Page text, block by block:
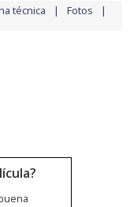
técnica Fotos